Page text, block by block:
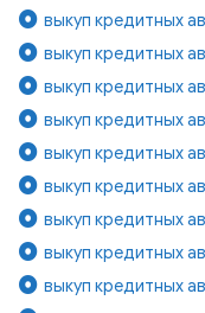
выкуп кредитных
выкуп кредитных
выкуп кредитных
выкуп кредитных
выкуп кредитных
выкуп кредитных
выкуп кредитных
выкуп кредитных
выкуп кредитных